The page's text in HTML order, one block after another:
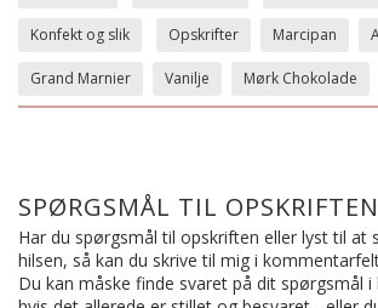
Konfekt og slik Opskrifter Marcipan
Grand Marnier Vanilje Mørk Chokolade
SPØRGSMÅL TIL
Har du spørgsmål til opskriften eller lyst til at
hilsen, så kan du skrive til mig i
Du kan måske finde svaret på dit spørgsmål